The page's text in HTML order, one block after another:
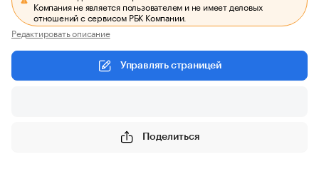
Компания не является пользователем и не имеет деловых
отношений с сервисом РБК Компании.
Редактировать описание
Управлять страницей
Поделиться